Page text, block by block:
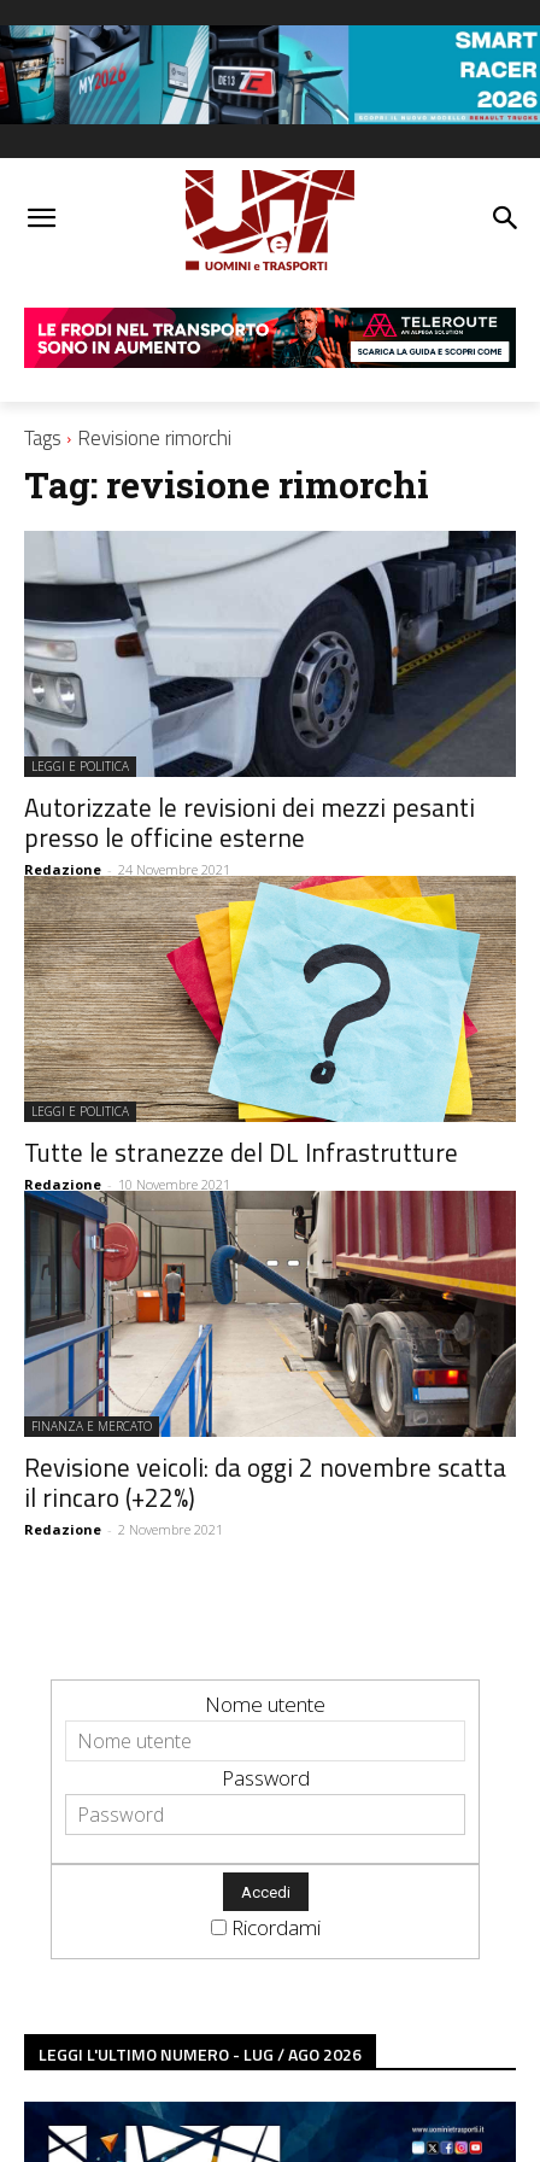
Tags Revisione rimorchi
Tag: revisione rimorchi
LEGGI E POLITICA
Autorizzate le revisioni dei mezzi pesanti
presso le officine esterne
Redazione - 24 Novembre 2021
LEGGI E POLITICA
Tutte le stranezze del DL Infrastrutture
Redazione - 10 Novembre 2021
FINANZA E MERCATO
Revisione veicoli: da oggi 2 novembre scatta
il rincaro (+22%)
Redazione - 2 Novembre 2021
Nome utente
Password
Ricordami
LEGGI L'ULTIMO NUMERO - LUG / AGO 2026